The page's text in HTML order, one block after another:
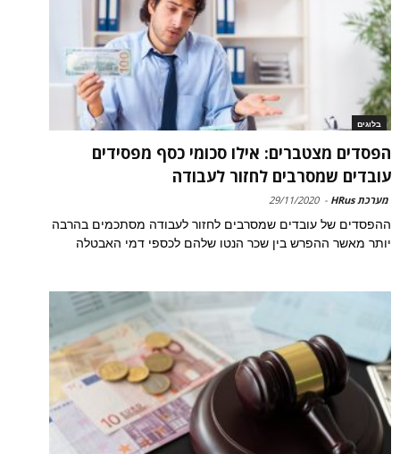
בלוגים
הפסדים מצטברים: אילו סכומי כסף מפסידים
עובדים שמסרבים לחזור לעבודה
מערכת HRus -
29/11/2020
ההפסדים של עובדים שמסרבים לחזור לעבודה מסתכמים בהרבה
יותר מאשר ההפרש בין שכר הנטו שלהם לכספי דמי האבטלה